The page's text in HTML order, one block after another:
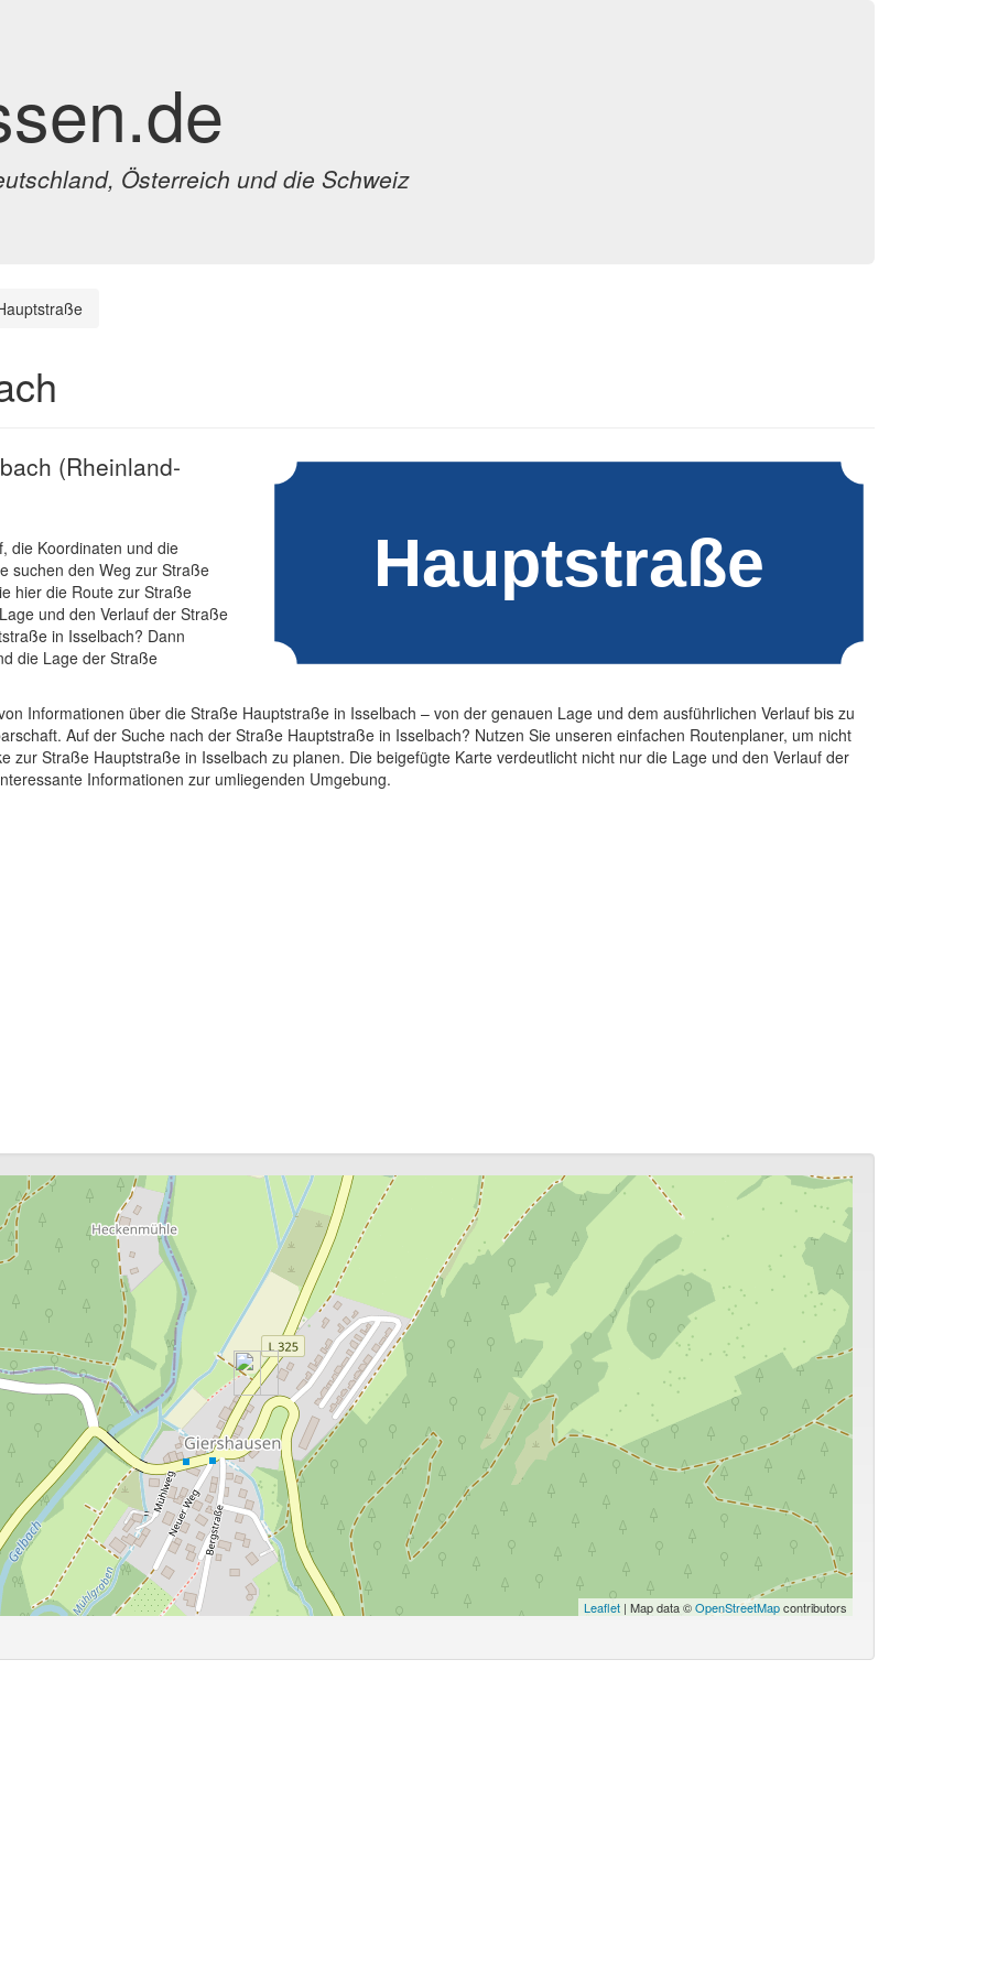
Österreich und die Schweiz
(Rheinland-
die Koordinaten und die
suchen den Weg zur Straße
hier die Route zur Straße
und den Verlauf der Straße
in Isselbach? Dann
die Lage der Straße
Informationen über die Straße Hauptstraße in Isselbach – von der genauen Lage und dem ausführlichen Verlauf bis zu
Auf der Suche nach der Straße Hauptstraße in Isselbach? Nutzen Sie unseren einfachen Routenplaner, um nicht
zur Straße Hauptstraße in Isselbach zu planen. Die beigefügte Karte verdeutlicht nicht nur die Lage und den Verlauf der
Informationen zur umliegenden Umgebung.
Leaflet | Map data ©OpenStreetMapcontributors